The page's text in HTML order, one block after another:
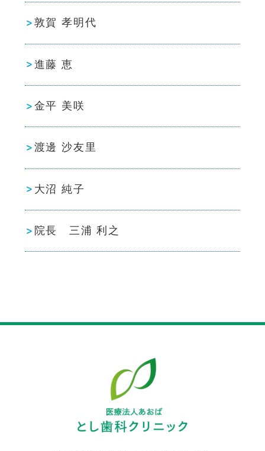
敦賀 孝明代
進藤 恵
金平 美咲
渡邊 沙友里
大沼 純子
院長 三浦 利之